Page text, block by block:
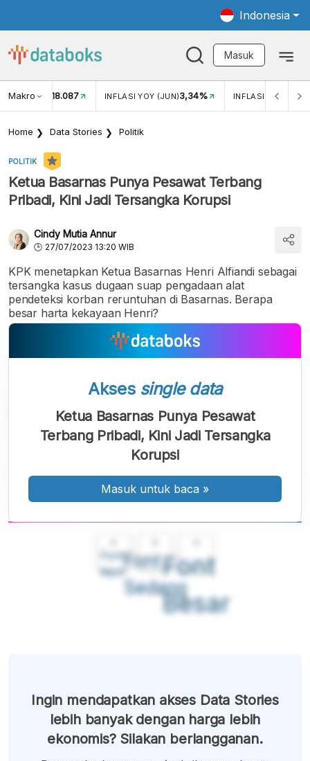
Indonesia
Masuk
Makro
USD/IDR 18.087 INFLASI YOY (JUN)3,34% INFLASI MOM
Home Data Stories Politik
POLITIK
Ketua Basarnas Punya Pesawat Terbang
Pribadi, Kini Jadi Tersangka Korupsi
Cindy Mutia Annur
27/07/2023 13:20 WIB
KPK menetapkan Ketua Basarnas Henri Alfiandi sebagai
tersangka kasus dugaan suap pengadaan alat
pendeteksi korban reruntuhan di Basarnas. Berapa
besar harta kekayaan Henri?
Font
Kecil
Font
Sedang
Font
Besar
Akses single data
Ketua Basarnas Punya Pesawat
Terbang Pribadi, Kini Jadi Tersangka
Korupsi
Masuk untuk baca »
Ingin mendapatkan akses Data Stories
lebih banyak dengan harga lebih
ekonomis? Silakan berlangganan.